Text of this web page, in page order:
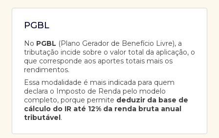
PGBL
No PGBL (Plano Gerador de Benefício Livre), a
tributação incide sobre o valor total da aplicação, o
que corresponde aos aportes totais mais os
rendimentos.
Essa modalidade é mais indicada para quem
declara o Imposto de Renda pelo modelo
completo, porque permite deduzir da base de
cálculo do IR até 12% da renda bruta anual
tributável.